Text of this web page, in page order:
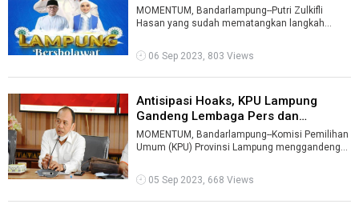
MOMENTUM, Bandarlampung--Putri Zulkifli
Hasan yang sudah mematangkan langkah
rakyat. S ...
06 Sep 2023, 803 Views
Antisipasi Hoaks, KPU Lampung
Gandeng Lembaga Pers dan
Selebgram ...
MOMENTUM, Bandarlampung--Komisi Pemilihan
Umum (KPU) Provinsi Lampung menggandeng
...
05 Sep 2023, 668 Views